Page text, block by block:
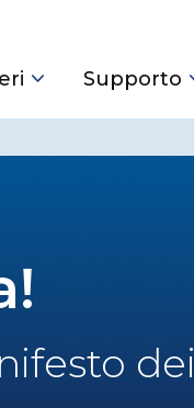
Supporto
dei